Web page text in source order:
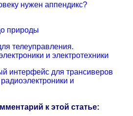
нужен аппендикс?
природы
телеуправления.
и электротехники
интерфейс для трансиверов
и
к этой статье: